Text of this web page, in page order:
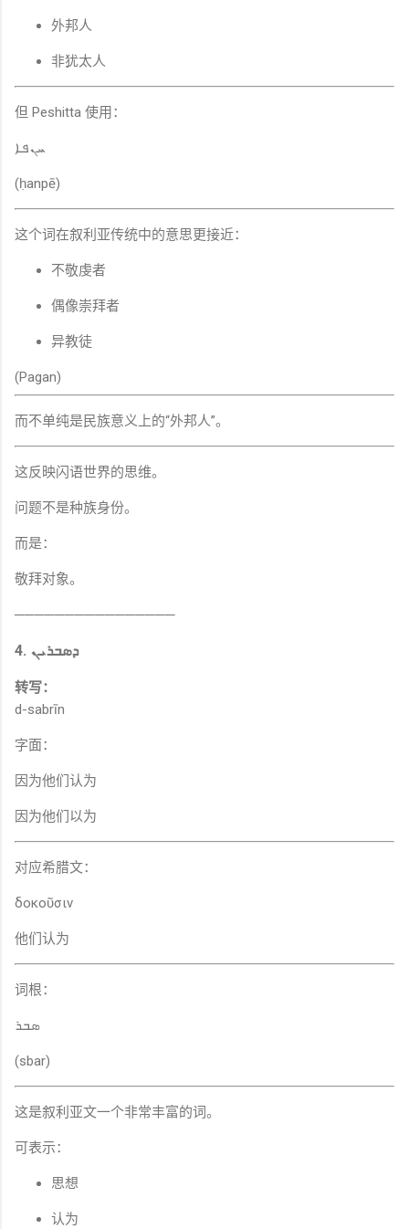
外邦人
非犹太人
但 Peshitta 使用：
ܚܢܦܐ
(ḥanpē)
这个词在叙利亚传统中的意思更接近：
不敬虔者
偶像崇拜者
异教徒
(Pagan)
而不单纯是民族意义上的“外邦人”。
这反映闪语世界的思维。
问题不是种族身份。
而是：
敬拜对象。
────────────────
4. ܕܣܒܪܝܢ
转写：
d-sabrīn
字面：
因为他们认为
因为他们以为
对应希腊文：
δοκοῦσιν
他们认为
词根：
ܣܒܪ
(sbar)
这是叙利亚文一个非常丰富的词。
可表示：
思想
认为